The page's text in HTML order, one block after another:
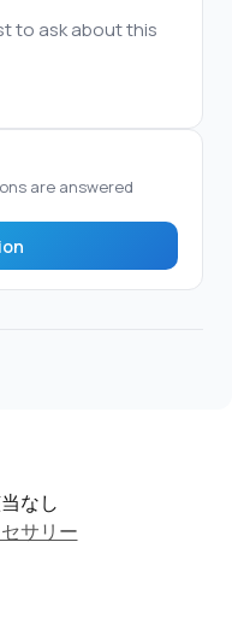
なし
サリー